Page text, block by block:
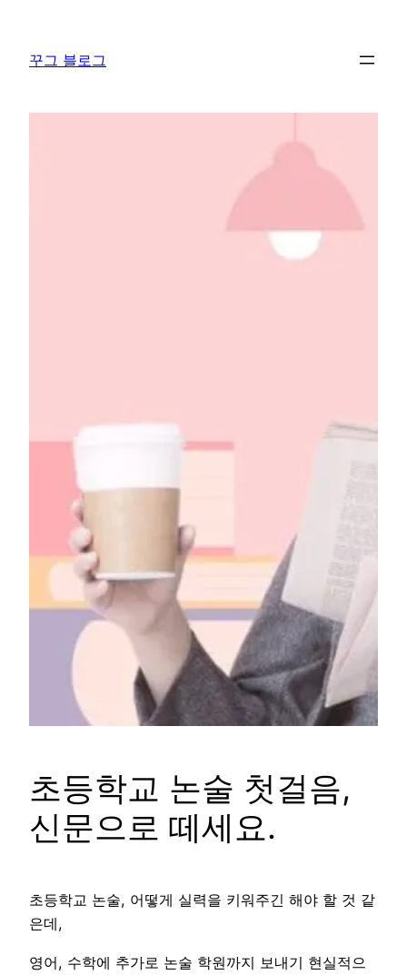
꾸그 블로그
초등학교 논술 첫걸음,
신문으로 떼세요.
초등학교 논술, 어떻게 실력을 키워주긴 해야 할 것 같
은데,
영어, 수학에 추가로 논술 학원까지 보내기 현실적으